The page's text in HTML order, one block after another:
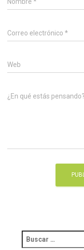
Correo electrónico *
Web
¿En qué estás pensando?